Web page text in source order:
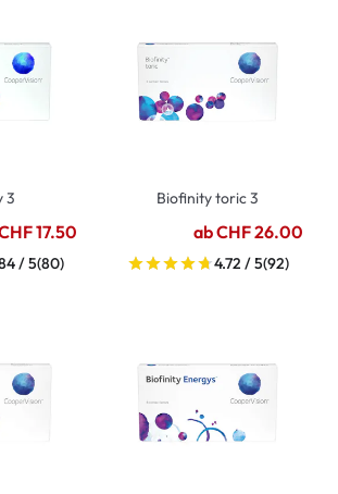
3
17.50
/ 5(80)
Biofinity toric 3
ab CHF 26.00
4.72 / 5(92)